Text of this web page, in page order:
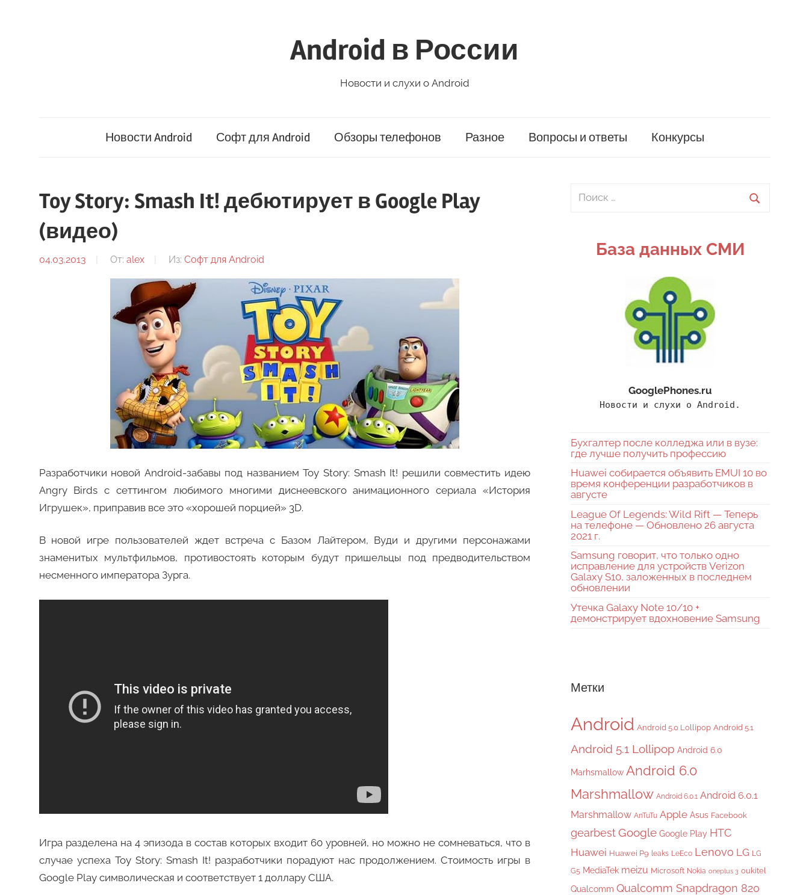
Android в России
Новости и слухи о Android
Новости Android Софт для Android Обзоры телефонов Разное Вопросы и ответы Конкурсы
Toy Story: Smash It! дебютирует в Google Play
(видео)
04.03.2013 От: alex Из: Софт для Android
Разработчики новой Android-забавы под названием Toy Story: Smash It! решили совместить идею
Angry Birds с сеттингом любимого многими диснеевского анимационного сериала «История
Игрушек», приправив все это «хорошей порцией» 3D.
В новой игре пользователей ждет встреча с Базом Лайтером, Вуди и другими персонажами
знаменитых мультфильмов, противостоять которым будут пришельцы под предводительством
несменного императора Зурга.
Игра разделена на 4 эпизода в состав которых входит 60 уровней, но можно не сомневаться, что в
случае успеха Toy Story: Smash It! разработчики порадуют нас продолжением. Стоимость игры в
Google Play символическая и соответствует 1 доллару США.
Поиск
База данных СМИ
GooglePhones.ru
Новости и слухи о Android.
Бухгалтер после колледжа или в вузе:
где лучше получить профессию
Huawei собирается объявить EMUI 10 во
время конференции разработчиков в
августе
League Of Legends: Wild Rift — Теперь
на телефоне — Обновлено 26 августа
2021 г.
Samsung говорит, что только одно
исправление для устройств Verizon
Galaxy S10, заложенных в последнем
обновлении
Утечка Galaxy Note 10/10 +
демонстрирует вдохновение Samsung
Метки
Android Android 5.0 Lollipop Android 5.1
Android 5.1 Lollipop Android 6.0
Marhsmallow Android 6.0
Marshmallow Android 6.0.1 Android 6.0.1
Marshmallow AnTuTu Apple Asus Facebook
gearbestGoogle Google Play HTC
Huawei Huawei P9 leaks LeEco Lenovo LG LG
G5 MediaTek meizu Microsoft Nokia oneplus 3 oukitel
Qualcomm Qualcomm Snapdragon 820